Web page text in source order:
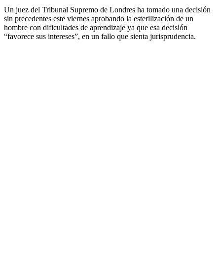
Un juez del Tribunal Supremo de Londres ha tomado una decisión
sin precedentes este viernes aprobando la esterilización de un
hombre con dificultades de aprendizaje ya que esa decisión
“favorece sus intereses”, en un fallo que sienta jurisprudencia.